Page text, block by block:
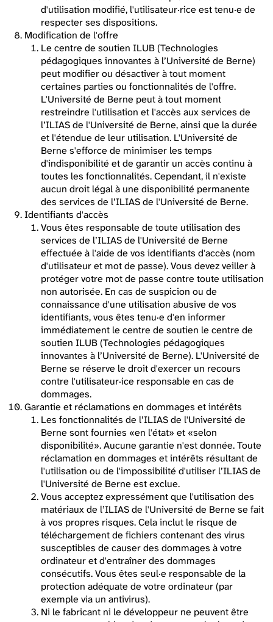
d'utilisation modifié, l'utilisateur·rice est tenu·e de
respecter ses dispositions.
Modification de l'offre
Le centre de soutien ILUB (Technologies
pédagogiques innovantes à l’Université de Berne)
peut modifier ou désactiver à tout moment
certaines parties ou fonctionnalités de l'offre.
L'Université de Berne peut à tout moment
restreindre l'utilisation et l'accès aux services de
l’ILIAS de l'Université de Berne, ainsi que la durée
et l'étendue de leur utilisation. L'Université de
Berne s'efforce de minimiser les temps
d'indisponibilité et de garantir un accès continu à
toutes les fonctionnalités. Cependant, il n'existe
aucun droit légal à une disponibilité permanente
des services de l’ILIAS de l'Université de Berne.
Identifiants d'accès
Vous êtes responsable de toute utilisation des
services de l’ILIAS de l'Université de Berne
effectuée à l'aide de vos identifiants d'accès (nom
d'utilisateur et mot de passe). Vous devez veiller à
protéger votre mot de passe contre toute utilisation
non autorisée. En cas de suspicion ou de
connaissance d'une utilisation abusive de vos
identifiants, vous êtes tenu·e d'en informer
immédiatement le centre de soutien le centre de
soutien ILUB (Technologies pédagogiques
innovantes à l’Université de Berne). L'Université de
Berne se réserve le droit d'exercer un recours
contre l'utilisateur·ice responsable en cas de
dommages.
Garantie et réclamations en dommages et intérêts
Les fonctionnalités de l’ILIAS de l'Université de
Berne sont fournies «en l'état» et «selon
disponibilité». Aucune garantie n'est donnée. Toute
réclamation en dommages et intérêts résultant de
l'utilisation ou de l'impossibilité d'utiliser l’ILIAS de
l'Université de Berne est exclue.
Vous acceptez expressément que l'utilisation des
matériaux de l’ILIAS de l'Université de Berne se fait
à vos propres risques. Cela inclut le risque de
téléchargement de fichiers contenant des virus
susceptibles de causer des dommages à votre
ordinateur et d'entraîner des dommages
consécutifs. Vous êtes seul·e responsable de la
protection adéquate de votre ordinateur (par
exemple via un antivirus).
Ni le fabricant ni le développeur ne peuvent être